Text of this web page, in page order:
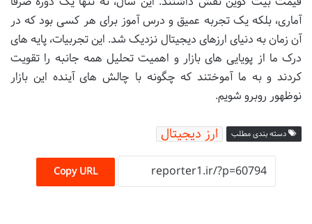
آماری، بلکه یک تجربه عمیق و درس آموز برای هر کسی بود که در
آن زمان به دنیای ارزهای دیجیتال نزدیک شد. این تجربیات، پایه های
درک ما از پویایی های بازار و اهمیت تحلیل همه جانبه را تقویت
کردند و به ما آموختند که چگونه با چالش های آینده این بازار
نوظهور روبرو شویم.
دسته بندی مطلب ارز دیجیتال
Copy URL